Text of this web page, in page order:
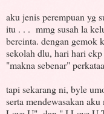
aku jenis perempuan yg
itu . . . mmg susah la
bercinta. dengan gemok
sekolah dlu, hari hari
"makna sebenar"
tapi sekarang ni, byle
serta mendewasakan